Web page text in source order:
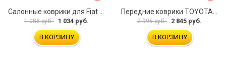
1 088 руб. 1 034 руб.
В КОРЗИНУ
2 995 руб. 2 845 руб.
В КОРЗИНУ